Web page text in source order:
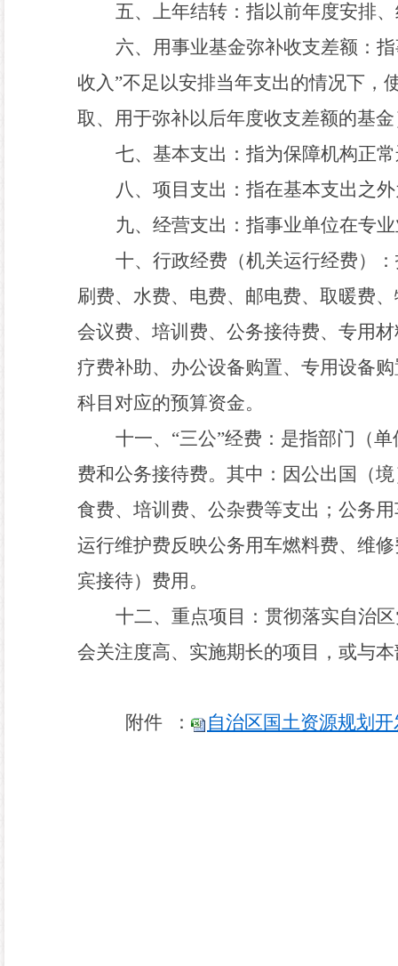
五、上年结转： 指以前年度安排
六、用事业基金弥补收支差额：
收入”不足以安排当年支出的情况下，
取、用于弥补以后年度收支差额的基
七、 基本支出 ： 指为保障机构正
八、 项目支出： 指在基本支出之
九、 经营支出： 指事业单位在专
十、 行政经费 （机关运行经费）：
刷费、水费、电费、邮电费、取暖费
会议费、培训费、公务接待费、专用
疗费补助、办公设备购置、专用设备
科目对应的预算资金。
十一、 “三公”经费： 是指部门（
费和公务接待费。其中：因公出国（
食费、培训费、公杂费等支出；公务
运行维护费反映公务用车燃料费、维
宾接待）费用。
十二、 重点项目： 贯彻落实自治
会关注度高、实施期长的项目，或与
附件 ： 自治区国土资源规划